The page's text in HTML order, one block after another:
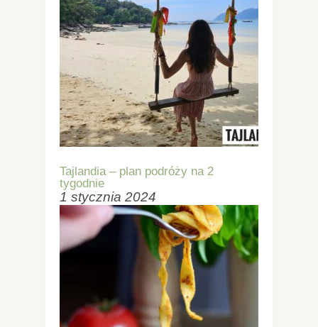
Tajlandia – plan podróży na 2
tygodnie
1 stycznia 2024